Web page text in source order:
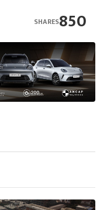
850
SHARES